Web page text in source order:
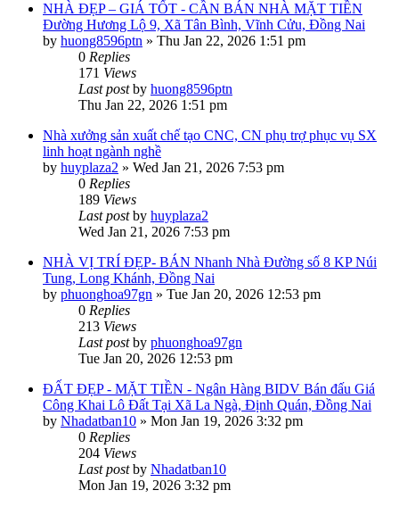
NHÀ ĐẸP – GIÁ TỐT - CẦN BÁN NHÀ MẶT TIỀN
Đường Hương Lộ 9, Xã Tân Bình, Vĩnh Cửu, Đồng Nai
by huong8596ptn » Thu Jan 22, 2026 1:51 pm
0 Replies
171 Views
Last postby huong8596ptn
Thu Jan 22, 2026 1:51 pm
Nhà xưởng sản xuất chế tạo CNC, CN phụ trợ phục vụ SX
linh hoạt ngành nghề
by huyplaza2 » Wed Jan 21, 2026 7:53 pm
0 Replies
189 Views
Last postby huyplaza2
Wed Jan 21, 2026 7:53 pm
NHÀ VỊ TRÍ ĐẸP- BÁN Nhanh Nhà Đường số 8 KP Núi
Tung, Long Khánh, Đồng Nai
by phuonghoa97gn » Tue Jan 20, 2026 12:53 pm
0 Replies
213 Views
Last postby phuonghoa97gn
Tue Jan 20, 2026 12:53 pm
ĐẤT ĐẸP - MẶT TIỀN - Ngân Hàng BIDV Bán đấu Giá
Công Khai Lô Đất Tại Xã La Ngà, Định Quán, Đồng Nai
by Nhadatban10 » Mon Jan 19, 2026 3:32 pm
0 Replies
204 Views
Last postby Nhadatban10
Mon Jan 19, 2026 3:32 pm